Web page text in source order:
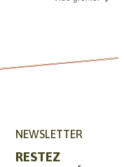
NEWSLETTER
RESTEZ